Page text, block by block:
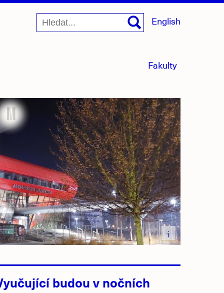
Fakultymenu
English
i
budou v nočních